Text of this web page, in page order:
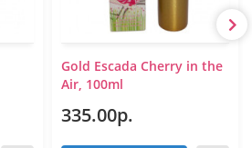
Gold Escada Cherry in the
Air, 100ml
335.00р.